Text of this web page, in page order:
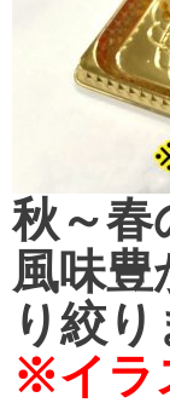
秋～
風味
り絞り
※イラ